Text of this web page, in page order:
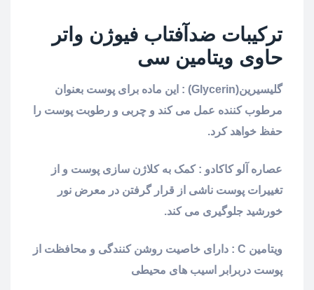
ترکیبات ضدآفتاب فیوژن واتر
حاوی ویتامین سی
گلیسیرین(Glycerin) : این ماده برای پوست بعنوان
مرطوب کننده عمل می کند و چربی و رطوبت پوست را
حفظ خواهد کرد.
عصاره آلو کاکادو : کمک به کلاژن سازی پوست و از
تغییرات پوست ناشی از قرار گرفتن در معرض نور
خورشید جلوگیری می کند.
ویتامین C : دارای خاصیت روشن کنندگی و محافظت از
پوست دربرابر اسیب های محیطی